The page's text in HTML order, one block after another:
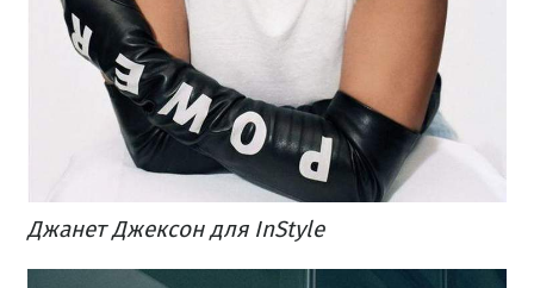
Джанет Джексон для InStyle